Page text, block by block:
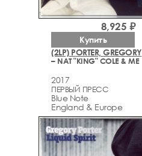
(2LP) PORTER, GREGORY
– NAT "KING" COLE & ME
2017
ПЕРВЫЙ ПРЕСС
Blue Note
England & Europe
8,925 ₽
Купить